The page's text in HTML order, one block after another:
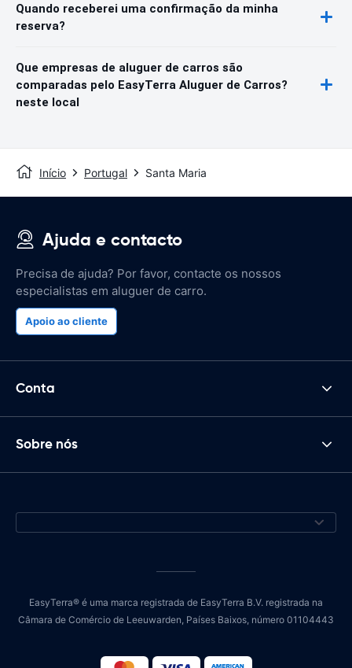
Quando receberei uma confirmação da minha
reserva?
Que empresas de aluguer de carros são
comparadas pelo EasyTerra Aluguer de Carros?
neste local
Início Portugal Santa Maria
Ajuda e contacto
Precisa de ajuda? Por favor, contacte os nossos
especialistas em aluguer de carro.
Apoio ao cliente
Conta
Sobre nós
EasyTerra® é uma marca registrada de EasyTerra B.V. registrada na
Câmara de Comércio de Leeuwarden, Países Baixos, número 01104443